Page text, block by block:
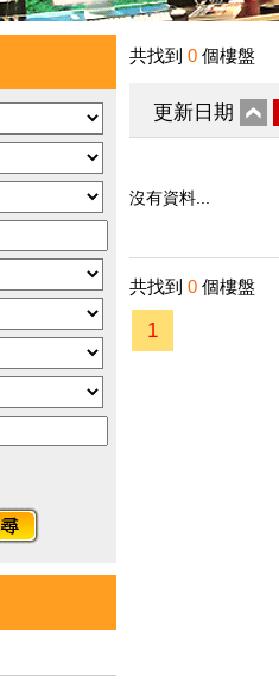
共找到 0 個樓盤
更新日期
沒有資料...
共找到 0 個樓盤
1